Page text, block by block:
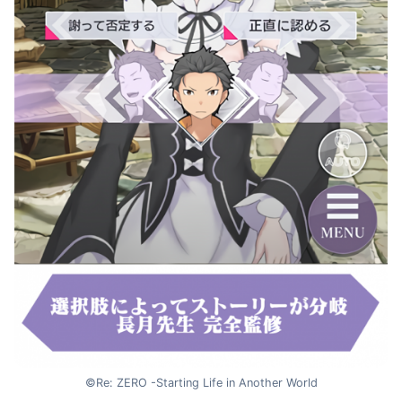
©Re: ZERO -Starting Life in Another World